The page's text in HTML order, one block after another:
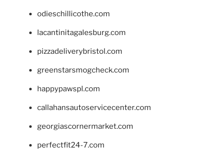
odieschillicothe.com
lacantinitagalesburg.com
pizzadeliverybristol.com
greenstarsmogcheck.com
happypawspl.com
callahansautoservicecenter.com
georgiascornermarket.com
perfectfit24-7.com